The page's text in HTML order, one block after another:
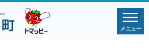
メニュー